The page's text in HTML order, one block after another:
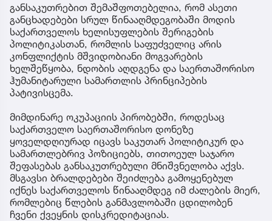
განსაკუთრებით შემაშფოთებელია, რომ ასეთი
განცხადებები სრულ წინააღმდეგობაში მოდის
საქართველოს ხელისუფლების შერიგების
პოლიტიკასთან, რომლის საფუძველიც არის
კონფლიქტის მშვიდობიანი მოგვარების
ხელშეწყობა, ნდობის აღდგენა და საერთაშორისო
ჰუმანიტარული სამართლის პრინციპების
პატივისცემა.
მიმდინარე ოკუპაციის პირობებში, როდესაც
საქართველო საერთაშორისო დონეზე
ყოველდღიურად იცავს საკუთარ პოლიტიკურ და
სამართლებრივ პოზიციებს, თითოეულ საჯარო
შეფასებას განსაკუთრებული მნიშვნელობა აქვს.
მსგავსი ბრალდებები შეიძლება გამოყენებულ
იქნეს საქართველოს წინააღმდეგ იმ ძალების მიერ,
რომლებიც წლების განმავლობაში ცდილობენ
ჩვენი ქვეყნის დისკრედიტაციას.